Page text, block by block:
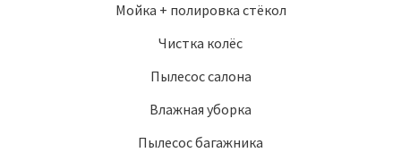
Мойка + полировка стёкол
Чистка колёс
Пылесос салона
Влажная уборка
Пылесос багажника